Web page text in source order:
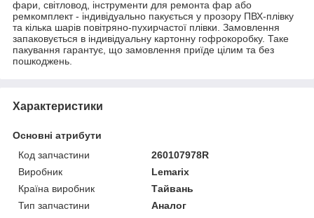
фари, світловод, інструменти для ремонта фар або
ремкомплект - індивідуально пакується у прозору ПВХ-плівку
та кілька шарів повітряно-пухирчастої плівки. Замовлення
запаковується в індивідуальну картонну гофрокоробку. Таке
пакування гарантує, що замовлення приїде цілим та без
пошкоджень.
Характеристики
Основні атрибути
Код запчастини
260107978R
Виробник
Lemarix
Країна виробник
Тайвань
Тип запчастини
Аналог